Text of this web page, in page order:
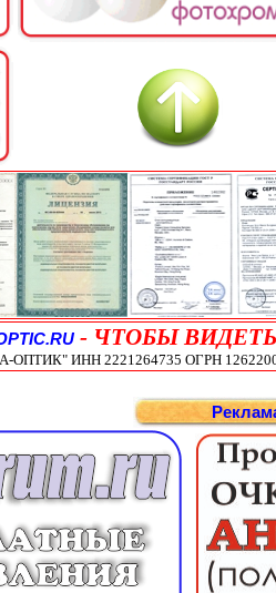
- ЧТОБЫ
ОПТИК" ИНН 2221264735 ОГРН